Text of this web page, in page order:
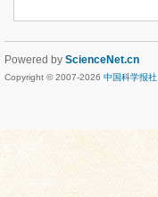
Powered by ScienceNet.cn
Copyright © 2007-2026 中国科学报社